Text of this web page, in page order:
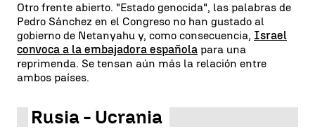
Otro frente abierto. "Estado genocida", las palabras de
Pedro Sánchez en el Congreso no han gustado al
gobierno de Netanyahu y, como consecuencia, Israel
convoca a la embajadora española para una
reprimenda. Se tensan aún más la relación entre
ambos países.
Rusia - Ucrania